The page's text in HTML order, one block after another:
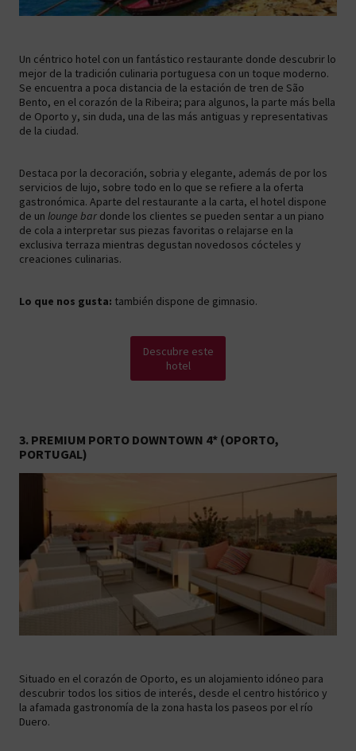
Un céntrico hotel con un fantástico restaurante donde descubrir lo
mejor de la tradición culinaria portuguesa con un toque moderno.
Se encuentra a poca distancia de la estación de tren de São
Bento, en el corazón de la Ribeira; para algunos, la parte más bella
de Oporto y, sin duda, una de las más antiguas y representativas
de la ciudad.
Destaca por la decoración, sobria y elegante, además de por los
servicios de lujo, sobre todo en lo que se refiere a la oferta
gastronómica. Aparte del restaurante a la carta, el hotel dispone
de un lounge bar donde los clientes se pueden sentar a un piano
de cola a interpretar sus piezas favoritas o relajarse en la
exclusiva terraza mientras degustan novedosos cócteles y
creaciones culinarias.
Lo que nos gusta: también dispone de gimnasio.
Descubre este
hotel
3. PREMIUM PORTO DOWNTOWN 4* (OPORTO,
PORTUGAL)
Situado en el corazón de Oporto, es un alojamiento idóneo para
descubrir todos los sitios de interés, desde el centro histórico y
la afamada gastronomía de la zona hasta los paseos por el río
Duero.